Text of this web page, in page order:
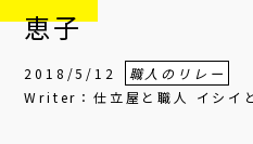
恵子
2018/5/12
職人のリレー
Writer：仕立屋と職人 イシイ